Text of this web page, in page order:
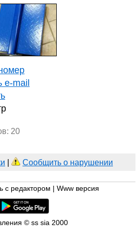
e-mail
20
Сообщить о нарушении
с редактором Www версия
© ss sia 2000